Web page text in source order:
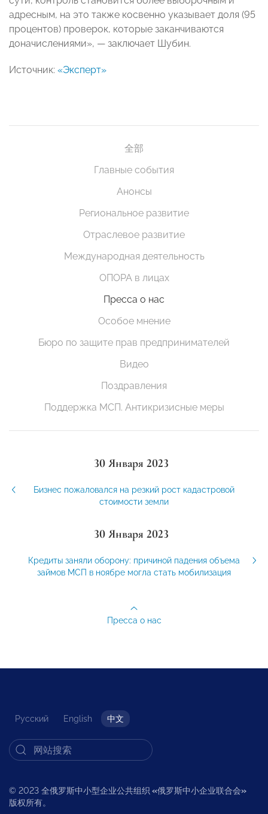
адресным, на это также косвенно указывает доля (95
процентов) проверок, которые заканчиваются
доначислениями», — заключает Шубин.
Источник: «Эксперт»
全部
Главные события
Анонсы
Региональное развитие
Отраслевое развитие
Международная деятельность
ОПОРА в лицах
Пресса о нас
Особое мнение
Бюро по защите прав предпринимателей
Видео
Поздравления
Поддержка МСП. Антикризисные меры
30 Января 2023
Бизнес пожаловался на резкий рост кадастровой
стоимости земли
30 Января 2023
Кредиты заняли оборону: причиной падения объема
займов МСП в ноябре могла стать мобилизация
Пресса о нас
Русский English 中文
© 2023 全俄罗斯中小型企业公共组织 «俄罗斯中小企业联合会»
版权所有。